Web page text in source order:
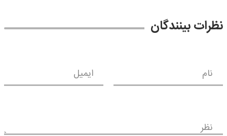
نظرات بینندگان
نام ایمیل
نظر